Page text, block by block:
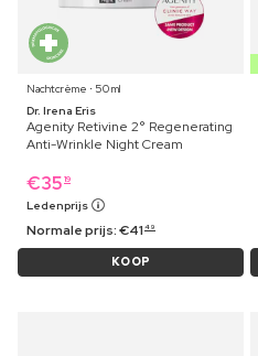
Nachtcrème ⋅ 50 ml
Dr. Irena Eris
Agenity Retivine 2° Regenerating
Anti-Wrinkle Night Cream
€35 19
Ledenprijs
Normale prijs:€41 49
KOOP